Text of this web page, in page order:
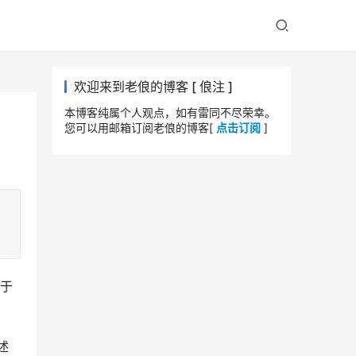
欢迎来到老俍的博客 [ 俍注 ]
本博客纯属个人观点，如有雷同不尽荣幸。
您可以用邮箱订阅老俍的博客[ 点击订阅 ]